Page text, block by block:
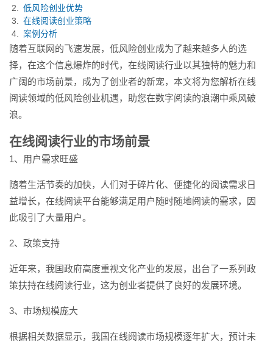
低风险创业优势
在线阅读创业策略
案例分析
随着互联网的飞速发展，低风险创业成为了越来越多人的选
择，在这个信息爆炸的时代，在线阅读行业以其独特的魅力和
广阔的市场前景，成为了创业者的新宠，本文将为您解析在线
阅读领域的低风险创业机遇，助您在数字阅读的浪潮中乘风破
浪。
在线阅读行业的市场前景
1、用户需求旺盛
随着生活节奏的加快，人们对于碎片化、便捷化的阅读需求日
益增长，在线阅读平台能够满足用户随时随地阅读的需求，因
此吸引了大量用户。
2、政策支持
近年来，我国政府高度重视文化产业的发展，出台了一系列政
策扶持在线阅读行业，这为创业者提供了良好的发展环境。
3、市场规模庞大
根据相关数据显示，我国在线阅读市场规模逐年扩大，预计未